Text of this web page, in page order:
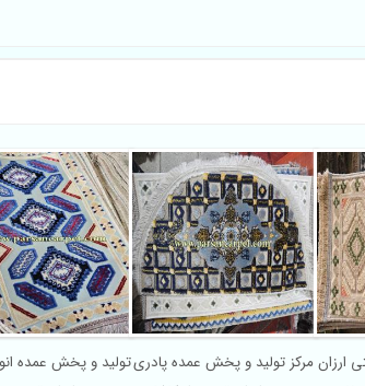
تولید و پخش عمدهمرکز تولید و پخش عمده پادری ارزان